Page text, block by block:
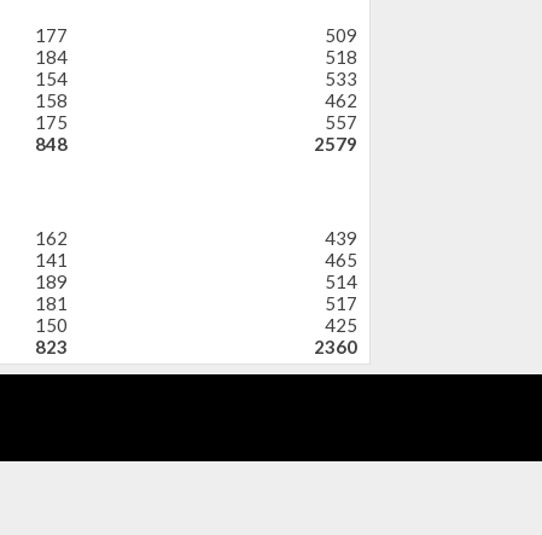
177
509
184
518
154
533
158
462
175
557
848 2579
162
439
141
465
189
514
181
517
150
425
823 2360